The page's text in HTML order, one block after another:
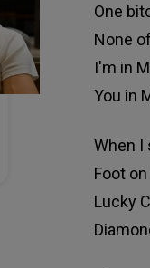
One
None
I'm in
You in
When I
Foot
Lucky